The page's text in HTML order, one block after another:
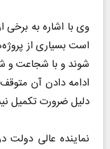
وی با اشاره به برخی
است بسیاری از
شوند و با شجاعت و
ادامه دادن آن
دلیل ضرورت تکمیل
نماینده عالی دولت